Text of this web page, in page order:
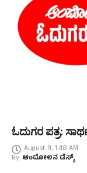
ಓದುಗರ ಪತ್ರ:
August 9, 1:48 AM
By ಆಂದೋಲನ ಡೆಸ್ಕ್